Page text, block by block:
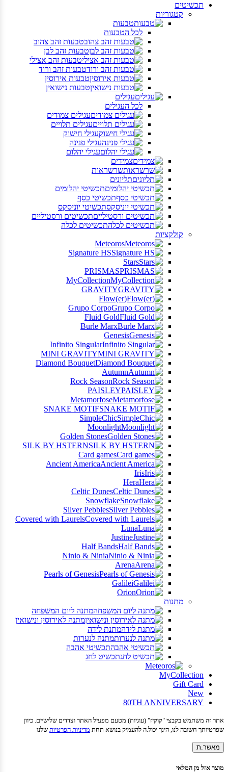
תכשיטים
קטגוריות
טבעות
לכל הטבעות
טבעות זהב צהוב
טבעות זהב לבן
טבעות זהב אצילי
טבעות זהב ורוד
טבעות אירוסין
טבעות נישואין
עגילים
לכל העגילים
עגילים צמודים
עגילים תלויים
עגילי חישוק
עגילי פנינה
עגילי יהלום
צמידים
שרשראות
תליונים
תכשיטי יהלומים
תכשיטי כסף
תכשיטי יוניסקס
תכשיטים ורסטיליים
תכשיטים לכלה
קולקציות
Meteoros
Signature HS
Stars
PRISMAS
MyCollection
GRAVITY
(Flow(er
Grupo Corpo
Fluid Gold
Burle Marx
Genesis
Infinito Singular
MINI GRAVITY
Diamond Bouquet
Autumn
Rock Season
PAISLEY
Metamorfose
SNAKE MOTIF
SimpleChic
Moonlight
Golden Stones
SILK BY HSTERN
Card games
Ancient America
Iris
Hera
Celtic Dunes
Snowflake
Silver Pebbles
Covered with Laurels
Luna
Justine
Half Bands
Ninio & Ninia
Arena
Pearls of Genesis
Galilei
Orion
מתנות
מתנה ליום המשפחה
מתנה לאירוסין ונישואין
מתנת לידה
מתנה לנערות
תכשיטי אהבה
תכשיט לחג
MyCollection
Gift Card
New
80TH ANNIVERSARY
אתר זה משתמש בקבצי "קוקיז" (עוגיות) מטעם מפעיל האתר וצדדים שלישיים. כיוון
שפרטיותך חשובה לנו, הינך יכול.ה להעמיק בנושא תחת מדיניות הפרטיות שלנו
מאשר.ת
מוצר אזל מן המלאי